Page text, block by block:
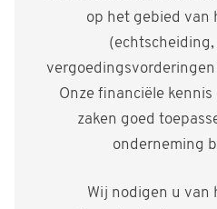
op het gebied van
Onze financiële
zaken goed
onderneming
Wij nodigen u van